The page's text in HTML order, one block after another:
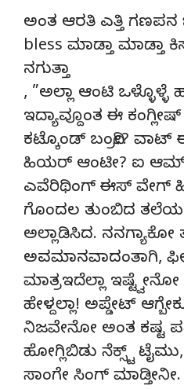
ಅಂತ ಆರತಿ ಎತ್ತಿ
bless ಮಾಡ್ತಾ ಮಾಡ್ತಾ
ನಗುತ್ತಾ
, ”ಅಲ್ಲಾ ಆಂಟಿ ಒಳ್ಳೊಳ್ಳೆ
ಇದ್ಯಾವ್ದೂಂತ ಈ
ಕಟ್ಕೊಂಡ್ ಬಂದ್ರೀ?
ಹಿಯರ್ ಆಂಟೀ? ಐ ಆಮ್
ಎವೆರಿಥಿಂಗ್ ಈಸ್ ವೇಗ್
ಗೊಂದಲ ತುಂಬಿದ
ಅಲ್ಲಾಡಿಸಿದ. ನನಗ್ಯಾಕೋ
ಅವಮಾನವಾದಂತಾಗಿ,
ಮಾತ್ರಇದೆಲ್ಲಾ
ಹೇಳ್ದಲ್ಲಾ! ಅಪ್ಡೇಟ್
ನಿಜವೇನೋ ಅಂತ ಕಷ್ಟ
ಹೋಗ್ಲಿಬಿಡು ನೆಕ್ಸ್ಟ್
ಸಾಂಗೇ ಸಿಂಗ್ ಮಾಡ್ತೀನೀ.